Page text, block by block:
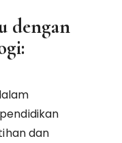
dengan
dan